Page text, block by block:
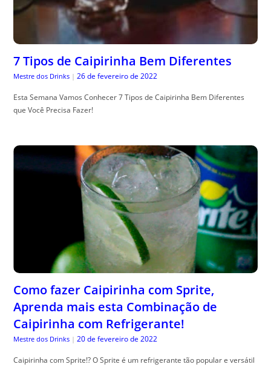
7 Tipos de Caipirinha Bem Diferentes
Mestre dos Drinks | 26 de fevereiro de 2022
Esta Semana Vamos Conhecer 7 Tipos de Caipirinha Bem Diferentes
que Você Precisa Fazer!
Como fazer Caipirinha com Sprite,
Aprenda mais esta Combinação de
Caipirinha com Refrigerante!
Mestre dos Drinks | 20 de fevereiro de 2022
Caipirinha com Sprite!? O Sprite é um refrigerante tão popular e versátil